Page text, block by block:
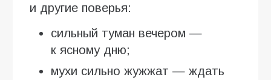
и другие поверья:
сильный туман вечером —
к ясному дню;
мухи сильно жужжат — ждать